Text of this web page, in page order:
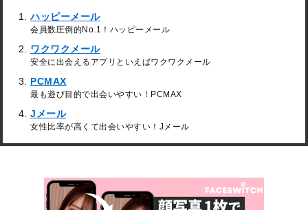
ハッピーメール
会員数圧倒的No.1！ハッピーメール
ワクワクメール
安全に出会えるアプリといえばワクワクメール
PCMAX
最も遊び目的で出会いやすい！PCMAX
Jメール
女性比率が高くて出会いやすい！Jメール